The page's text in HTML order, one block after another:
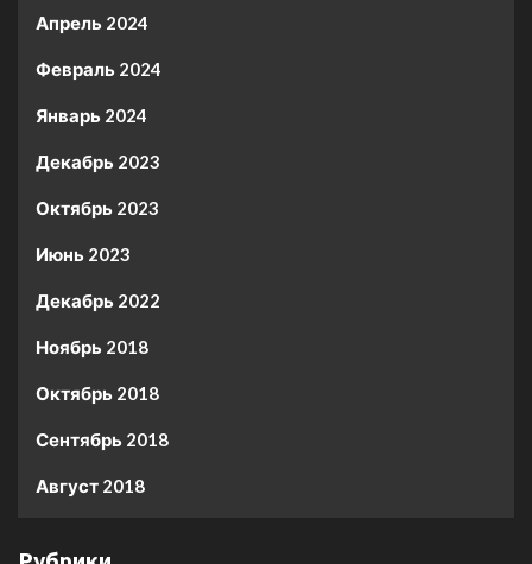
Апрель 2024
Февраль 2024
Январь 2024
Декабрь 2023
Октябрь 2023
Июнь 2023
Декабрь 2022
Ноябрь 2018
Октябрь 2018
Сентябрь 2018
Август 2018